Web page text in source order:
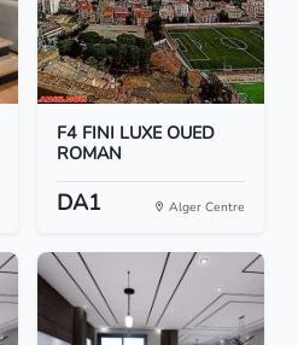
F4 FINI LUXE OUED
ROMAN
DA1 Alger Centre